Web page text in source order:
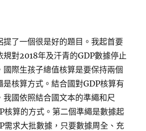
提了一個很是好的題目。我起首要
規對2018年及汗青的GDP數據停止
國際生孩子總值核算是要保持兩個
是核算方式。結合國對GDP核算有
我國依照結合國文本的準繩和尺
核算的方式。第二個準繩是數據起
需求大批數據，只要數據周全、充